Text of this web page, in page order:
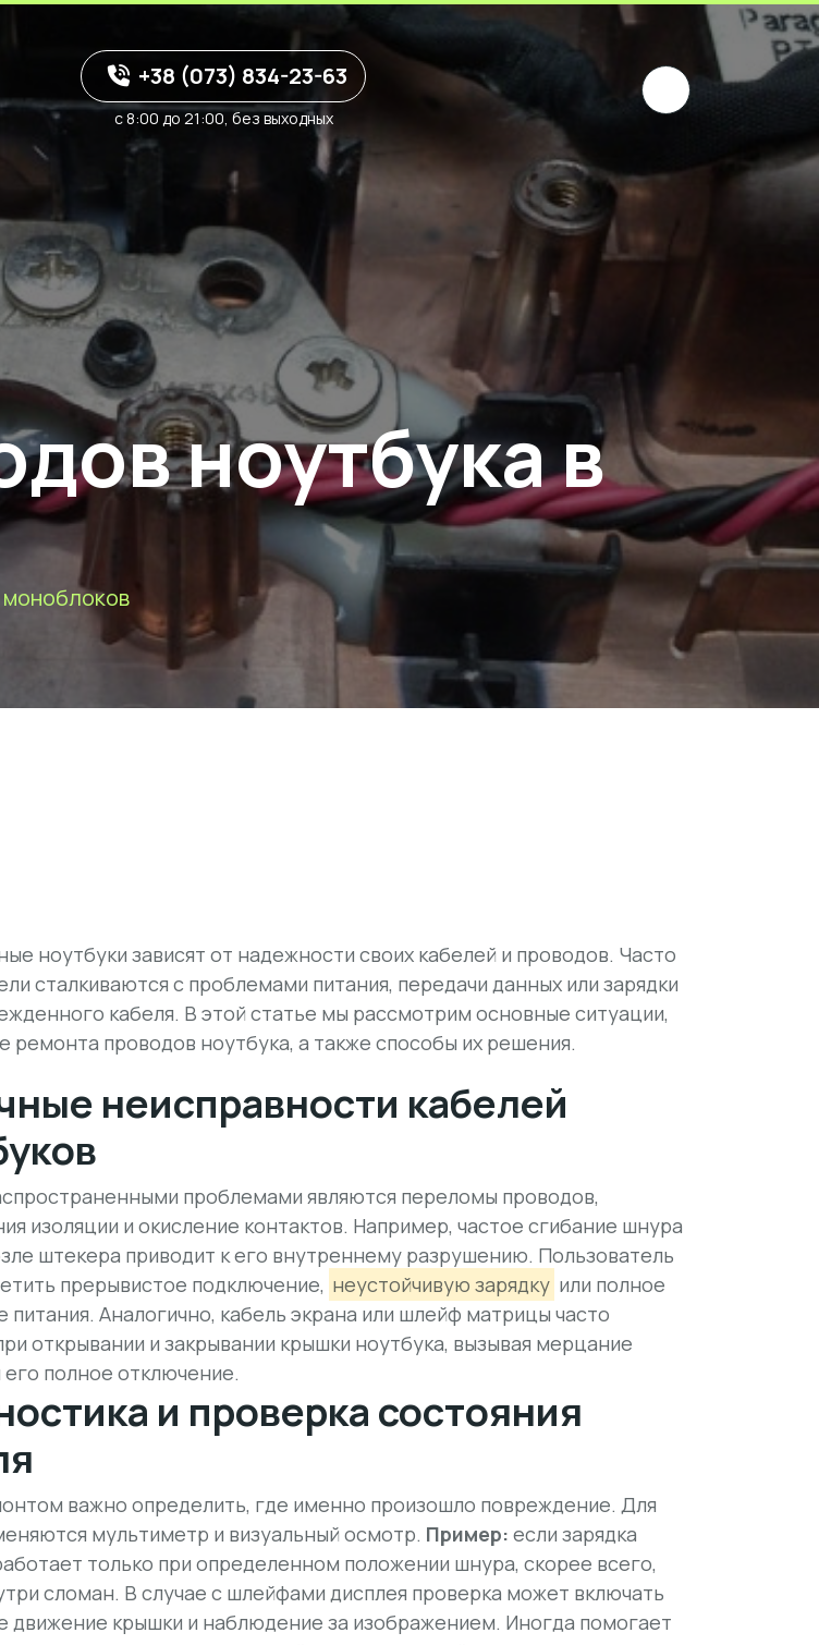
+38 (073) 834-23-63
с 8:00 до 21:00, без выходных
ноутбука в
ноутбуки зависят от надежности своих кабелей и проводов. Часто
сталкиваются с проблемами питания, передачи данных или зарядки
кабеля. В этой статье мы рассмотрим основные ситуации,
ремонта проводов ноутбука, а также способы их решения.
неисправности кабелей
проблемами являются переломы проводов,
изоляции и окисление контактов. Например, частое сгибание шнура
штекера приводит к его внутреннему разрушению. Пользователь
прерывистое подключение, неустойчивую зарядку или полное
питания. Аналогично, кабель экрана или шлейф матрицы часто
открывании и закрывании крышки ноутбука, вызывая мерцание
его полное отключение.
и проверка состояния
важно определить, где именно произошло повреждение. Для
мультиметр и визуальный осмотр. Пример: если зарядка
только при определенном положении шнура, скорее всего,
сломан. В случае с шлейфами дисплея проверка может включать
движение крышки и наблюдение за изображением. Иногда помогает